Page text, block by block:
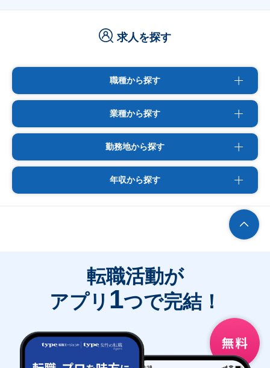
求人を探す
職種から探す
業種から探す
勤務地から探す
年収から探す
転職活動が
アプリ 1つで完結！